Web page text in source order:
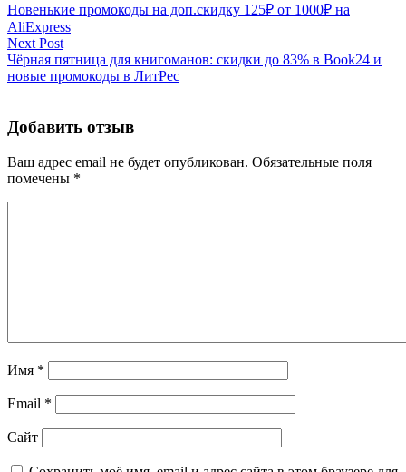
Новенькие промокоды на доп.скидку 125₽ от 1000₽ на
AliExpress
Next Post
Чёрная пятница для книгоманов: скидки до 83% в Book24 и
новые промокоды в ЛитРес
Добавить отзыв
Ваш адрес email не будет опубликован. Обязательные поля
помечены *
Имя *
Email *
Сайт